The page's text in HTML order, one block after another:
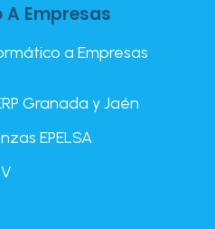
Empresas
a Empresas
Granada y Jaén
EPELSA